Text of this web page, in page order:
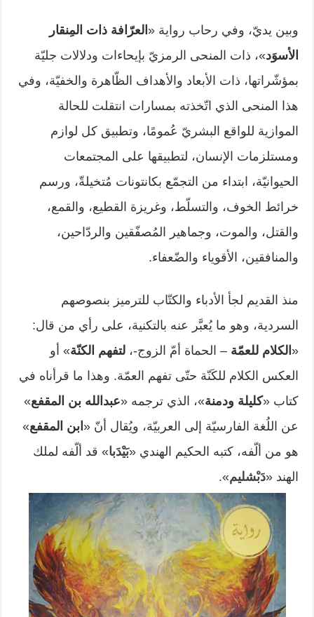
وبين يديّ، وفي رحاب رواية « العرّافة ذات المِنقار
الأسوَد»، ذات المنحى الرمزيّ بإيحاءات ودلالات جليّة
بمؤشّراتها، ذات الأبعاد والأهداف الظّاهرة والخفيّة، وفي
هذا المنحى الذي اتّخذته بمسارات انتقلت للحالة
الموازية للواقع البشريّ عُمومًا، وتطبيق كل لوازم
ومستلزمات الإنسان، لتطبيقها على المجتمعات
الحيوانيّة، ابتداء من التجمّع بكانتونات مُتخيلةّ، ورسم
خرائط الخوف، والتسلّط، وغريزة القطيع، والقمع،
والقتل، والموت، وجماهير المُصفّقين والردّاحين،
والمنافقين، الأقوياء والضّعفاء.
منذ القديم لجأ الأدباء والكتّاب للترميز بنصوصهم
السردية، وهو ما يُعبَّر عنه بالتكنية، على رأي من قال:
« الكلام للعمّة– الحماة أمّ الزوج-،لتفهم الكنّة» أو
العكس الكلام للكَنّة حتّى تفهم العمّة. وهذا ما قرأناه في
كتاب «كليلة ودمنة»، الذي ترجمه «عبدالله بن المقفع»
عن اللُغة الفارسيّة إلى العربيّة، ويُقال أنّ « ابن المقفع»
هو من ألّفه، كتبه الحكيم الهندي «بَيْدَبا» قد ألّفه لملك
الهند «دَبْشليم».